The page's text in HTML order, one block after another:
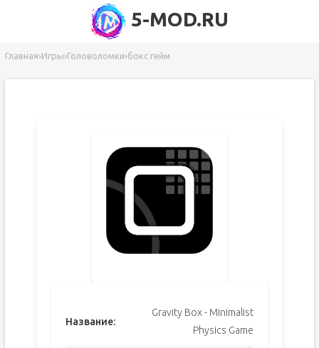
5-MOD.RU
Главная›Игры›Головоломки›бокс гейм
Название:
Gravity Box - Minimalist
Physics Game